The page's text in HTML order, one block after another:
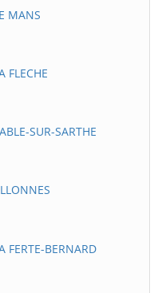
MANS
SUR-SARTHE
BERNARD